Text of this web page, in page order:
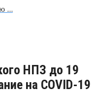
…
НПЗ до 19
на COVID-19